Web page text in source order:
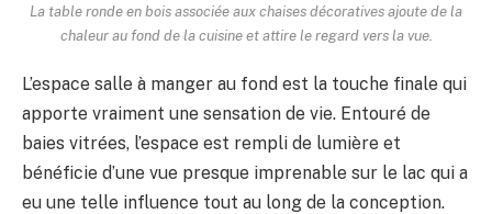
La table ronde en bois associée aux chaises décoratives ajoute de la
chaleur au fond de la cuisine et attire le regard vers la vue.
L’espace salle à manger au fond est la touche finale qui
apporte vraiment une sensation de vie. Entouré de
baies vitrées, l’espace est rempli de lumière et
bénéficie d’une vue presque imprenable sur le lac qui a
eu une telle influence tout au long de la conception.